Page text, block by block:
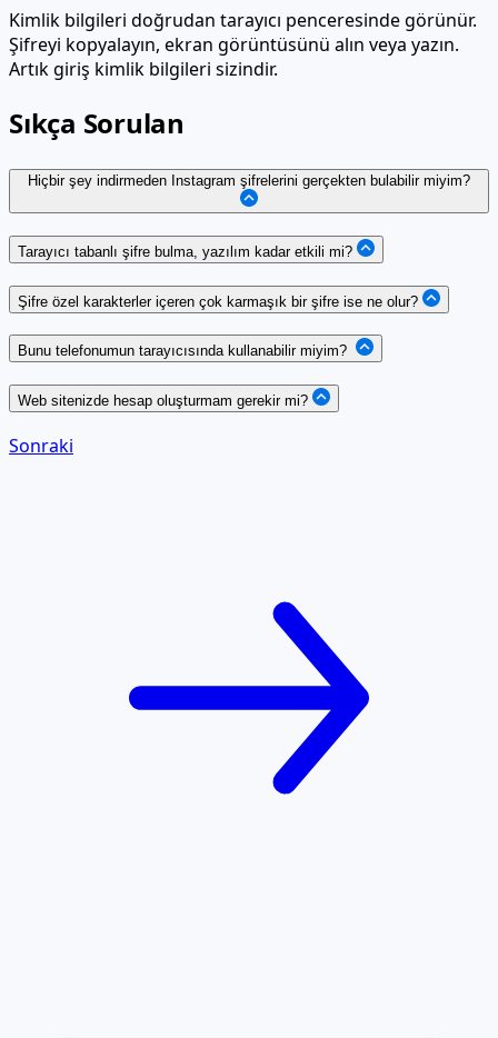
Kimlik bilgileri doğrudan tarayıcı penceresinde görünür.
Şifreyi kopyalayın, ekran görüntüsünü alın veya yazın.
Artık giriş kimlik bilgileri sizindir.
Sıkça Sorulan
Hiçbir şey indirmeden Instagram şifrelerini gerçekten bulabilir miyim?
Tarayıcı tabanlı şifre bulma, yazılım kadar etkili mi?
Şifre özel karakterler içeren çok karmaşık bir şifre ise ne olur?
Bunu telefonumun tarayıcısında kullanabilir miyim?
Web sitenizde hesap oluşturmam gerekir mi?
Sonraki